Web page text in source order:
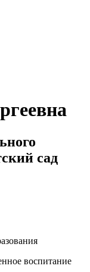
сад
воспитание